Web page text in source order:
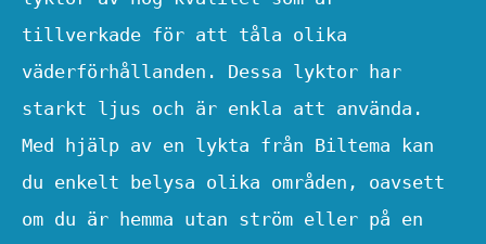
tillverkade för att tåla olika
väderförhållanden. Dessa lyktor har
starkt ljus och är enkla att använda.
Med hjälp av en lykta från Biltema kan
du enkelt belysa olika områden, oavsett
om du är hemma utan ström eller på en